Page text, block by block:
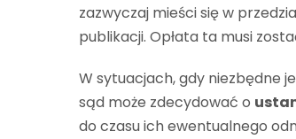
zazwyczaj mieści się w
publikacji. Opłata ta musi
W sytuacjach, gdy niezbędne
sąd może zdecydować o
do czasu ich ewentualnego